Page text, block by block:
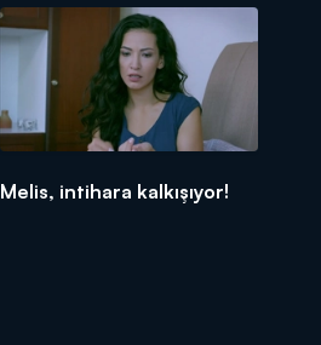
Melis, intihara kalkışıyor!